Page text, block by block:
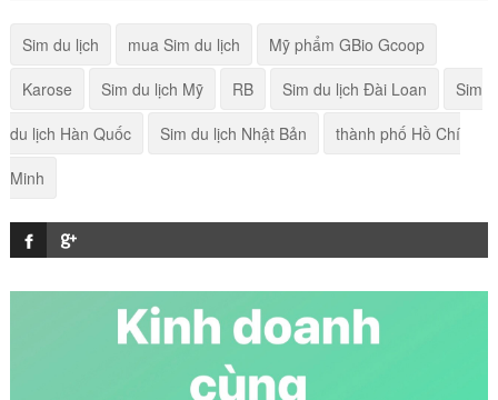
Ống Hít 2 Đầu Green Herb Brand Inhalant Xanh
Lá
Tinh dầu răng miệng Tâm An (Giảm giá 50% -
Tích điểm)
Mặt nạ nhau thai cừu DAILY BEAUTY MULTI
PEPTIDE PLACENTA MASK (Giảm giá 40% - Tích
điểm)
Xịt mũi Tâm An (Giảm giá 50%- Tích điểm)
Sim du lịch mua Sim du lịch
Mỹ phẩm GBio Gcoop
Karose
Sim du lịch Mỹ RB Sim du lịch Đài Loan
Sim
du lịch Hàn Quốc
Sim du lịch Nhật Bản
thành phố Hồ Chí
Minh